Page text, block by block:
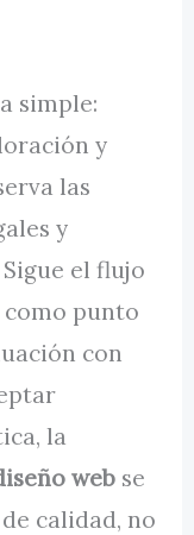
simple:
y
las
y
el flujo
punto
con
la
web se
calidad, no